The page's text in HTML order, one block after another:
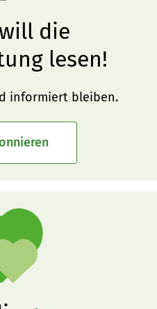
die
lesen!
informiert bleiben.